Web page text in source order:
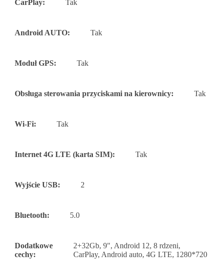
CarPlay: Tak
Android AUTO: Tak
Moduł GPS: Tak
Obsługa sterowania przyciskami na kierownicy: Tak
Wi-Fi: Tak
Internet 4G LTE (karta SIM): Tak
Wyjście USB: 2
Bluetooth: 5.0
Dodatkowe
cechy:
2+32Gb, 9", Android 12, 8 rdzeni,
CarPlay, Android auto, 4G LTE, 1280*720